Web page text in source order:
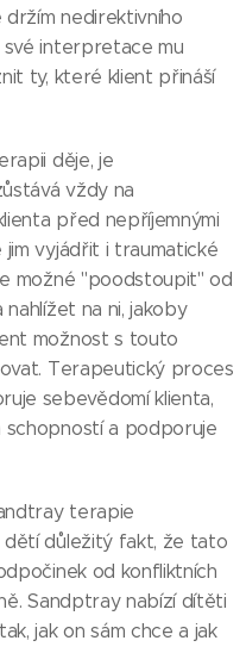
nedirektivního
interpretace mu
ty, které klient přináší
děje, je
vždy na
před nepříjemnými
vyjádřit i traumatické
možné "poodstoupit" od
na ni, jakoby
možnost s touto
Terapeutický proces
sebevědomí klienta,
schopností a podporuje
terapie
dětí důležitý fakt, že tato
od konfliktních
Sandptray nabízí dítěti
jak on sám chce a jak